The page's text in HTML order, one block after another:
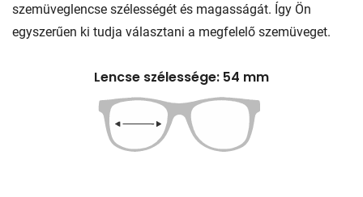
szemüveglencse szélességét és magasságát. Így Ön
egyszerűen ki tudja választani a megfelelő szemüveget.
Lencse szélessége: 54 mm